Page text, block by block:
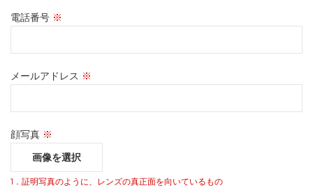
電話番号 ※
メールアドレス ※
顔写真 ※
画像を選択
1．証明写真のように、レンズの真正面を向いているもの